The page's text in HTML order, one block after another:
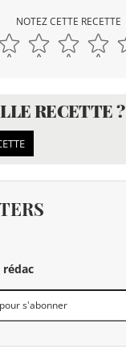
NOTEZ CETTE RECETTE
RECETTE ?
rédac